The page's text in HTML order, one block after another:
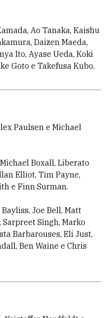
Ao Tanaka, Kaishu
Daizen Maeda,
Ito, Ayase Ueda, Koki
Goto e Takefusa Kubo.
Paulsen e Michael
Boxall, Liberato
Elliot, Tim Payne,
e Finn Surman.
Joe Bell, Matt
Sarpreet Singh, Marko
Barbarouses, Eli Just,
Ben Waine e Chris